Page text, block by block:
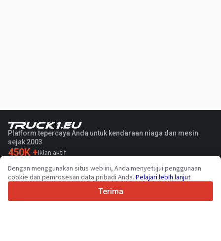
Platform tepercaya Anda untuk kendaraan niaga dan mesin
sejak 2003
450K +Iklan aktif
70+ Negara di seluruh dunia
36Bahasa yang didukung
Trustpilot
Dengan menggunakan situs web ini, Anda menyetujui penggunaan
cookie dan pemrosesan data pribadi Anda. Pelajari lebih lanjut
Terima